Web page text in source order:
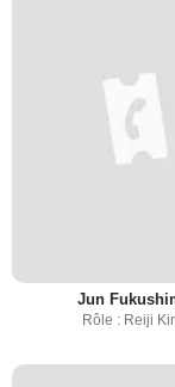
Jun
Rôle : Reiji